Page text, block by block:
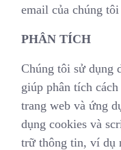
email của chúng
PHÂN TÍCH
Chúng tôi sử dụng
giúp phân tích
trang web và ứng
dụng cookies và
trữ thông tin, ví dụ